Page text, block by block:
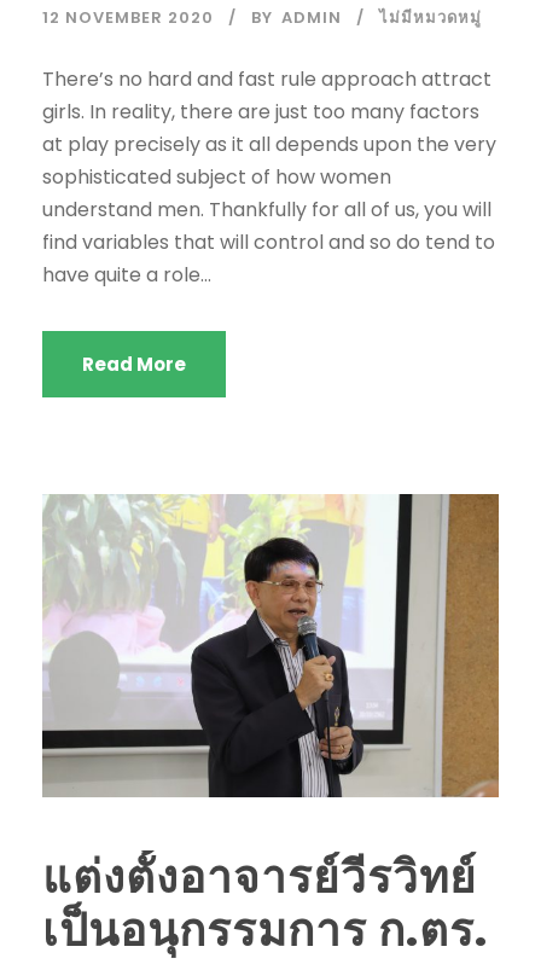
12 NOVEMBER 2020 BY ADMIN ไม่มีหมวดหมู่
There’s no hard and fast rule approach attract
girls. In reality, there are just too many factors
at play precisely as it all depends upon the very
sophisticated subject of how women
understand men. Thankfully for all of us, you will
find variables that will control and so do tend to
have quite a role...
Read More
แต่งตั้งอาจารย์วีรวิทย์
เป็นอนุกรรมการ ก.ตร.